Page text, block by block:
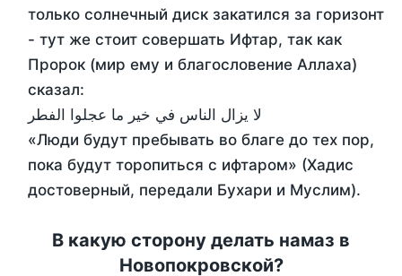
только солнечный диск закатился за горизонт
- тут же стоит совершать Ифтар, так как
Пророк (мир ему и благословение Аллаха)
сказал:
لا يزال الناس في خير ما عجلوا الفطر
«Люди будут пребывать во благе до тех пор,
пока будут торопиться с ифтаром» (Хадис
достоверный, передали Бухари и Муслим).
В какую сторону делать намаз в
Новопокровской?